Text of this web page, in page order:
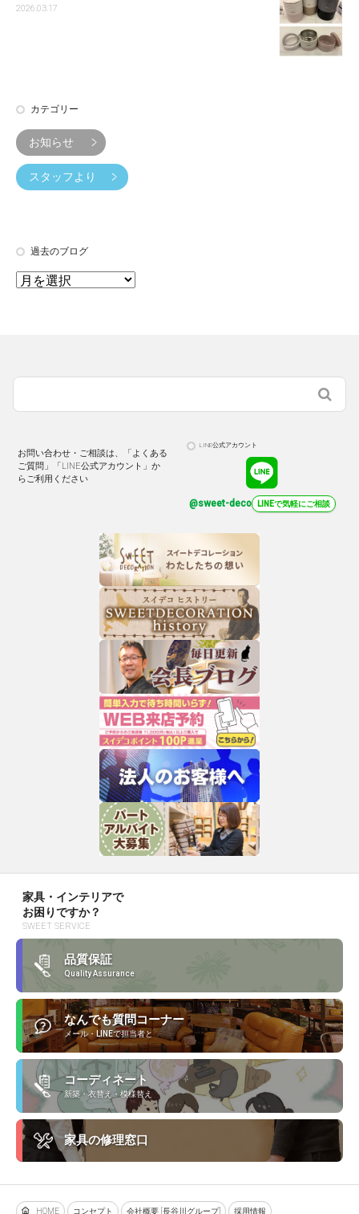
2026.03.17
カテゴリー
お知らせ
スタッフより
過去のブログ
お問い合わせ・ご相談は、「よくある
ご質問」「LINE公式アカウント」か
らご利用ください
LINE公式アカウント
@sweet-deco LINEで気軽にご相談
家具・インテリアで
お困りですか？
SWEET SERVICE
品質保証
Quality Assurance
なんでも質問コーナー
メール・LINEで担当者と
コーディネート
新築・衣替え・模様替え
家具の修理窓口
HOME コンセプト 会社概要 [長谷川グループ] 採用情報